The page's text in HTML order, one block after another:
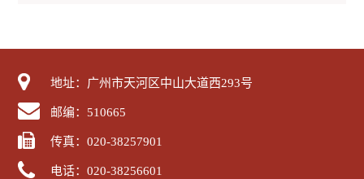
地址：广州市天河区中山大道西293号
邮编：510665
传真：020-38257901
电话：020-38256601